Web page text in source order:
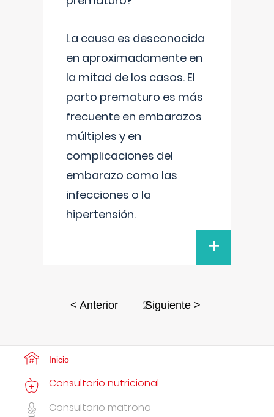
La causa es desconocida
en aproximadamente en
la mitad de los casos. El
parto prematuro es más
frecuente en embarazos
múltiples y en
complicaciones del
embarazo como las
infecciones o la
hipertensión.
+
< Anterior 2Siguiente >
Inicio
Consultorio nutricional
Consultorio matrona